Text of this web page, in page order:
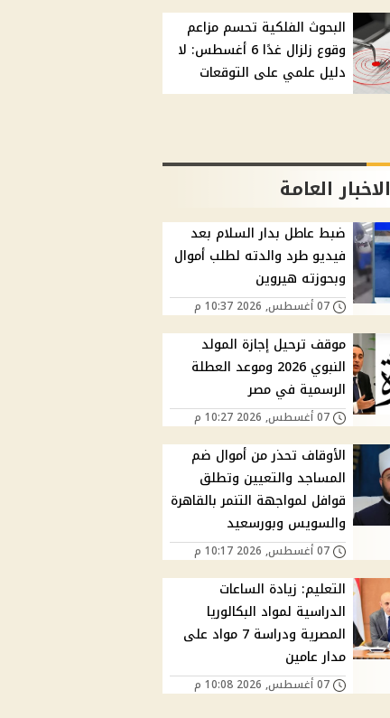
البحوث الفلكية تحسم مزاعم
وقوع زلزال غدًا 6 أغسطس: لا
دليل علمي على التوقعات
الاخبار العامة
ضبط عاطل بدار السلام بعد
فيديو طرد والدته لطلب أموال
وبحوزته هيروين
07 أغسطس, 2026 10:37 م
موقف ترحيل إجازة المولد
النبوي 2026 وموعد العطلة
الرسمية في مصر
07 أغسطس, 2026 10:27 م
الأوقاف تحذر من أموال ضم
المساجد والتعيين وتطلق
قوافل لمواجهة التنمر بالقاهرة
والسويس وبورسعيد
07 أغسطس, 2026 10:17 م
التعليم: زيادة الساعات
الدراسية لمواد البكالوريا
المصرية ودراسة 7 مواد على
مدار عامين
07 أغسطس, 2026 10:08 م